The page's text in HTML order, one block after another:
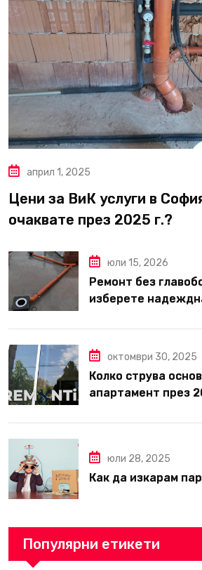
април 1, 2025
Цени за ВиК услуги в
очаквате през 2025 г.?
юли 15, 2026
Ремонт без
изберете
октомври 30, 2025
Колко струва
апартамент през
юли 28, 2025
Как да изкарам
Популярни етикети